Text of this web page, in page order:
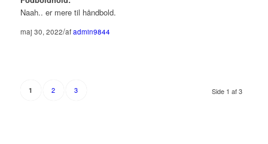
Naah.. er mere til håndbold.
maj 30, 2022/afadmin9844
Side 1 af 3
1 2 3